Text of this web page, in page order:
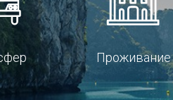
Проживание